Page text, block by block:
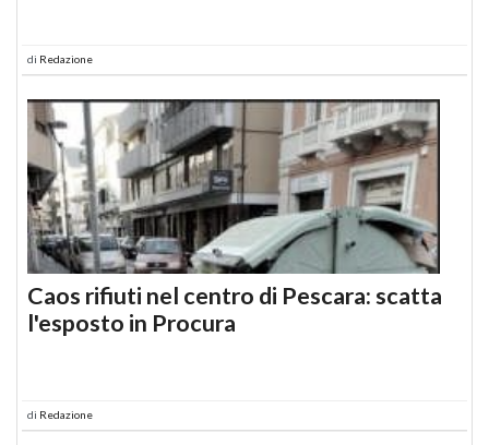
di Redazione
Caos rifiuti nel centro di Pescara: scatta
l'esposto in Procura
di Redazione